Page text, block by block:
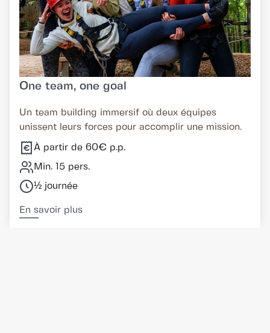
One team, one goal
Un team building immersif où deux équipes
unissent leurs forces pour accomplir une mission.
À partir de 60€ p.p.
Min. 15 pers.
½ journée
En savoir plus